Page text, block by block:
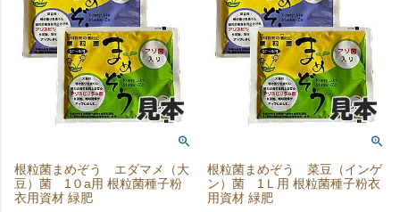
根粒菌まめぞう エダマメ（大
豆）菌 1０a用 根粒菌種子粉
衣用資材 緑肥
根粒菌まめぞう 菜豆（インゲ
ン）菌 1Ｌ用 根粒菌種子粉衣
用資材 緑肥